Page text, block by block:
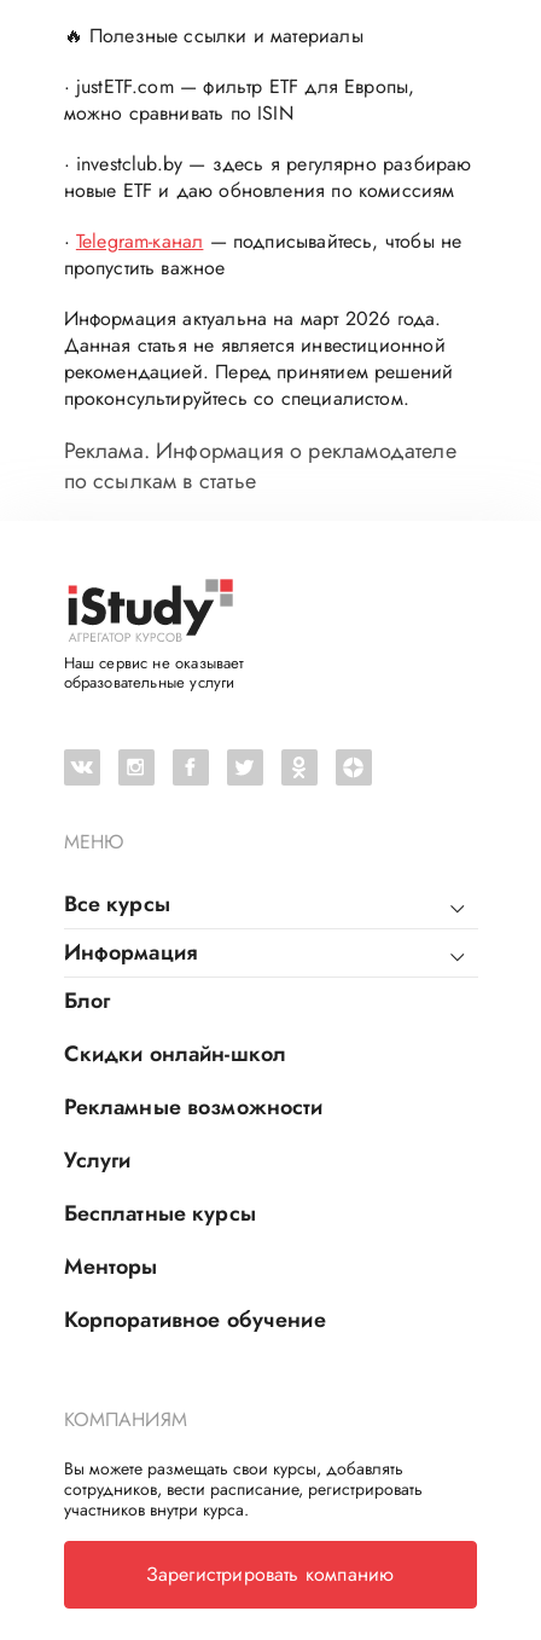
🔥 Полезные ссылки и материалы
· justETF.com — фильтр ETF для Европы,
можно сравнивать по ISIN
· investclub.by — здесь я регулярно разбираю
новые ETF и даю обновления по комиссиям
· Telegram-канал — подписывайтесь, чтобы не
пропустить важное
Информация актуальна на март 2026 года.
Данная статья не является инвестиционной
рекомендацией. Перед принятием решений
проконсультируйтесь со специалистом.
Реклама. Информация о рекламодателе
по ссылкам в статье
МЕНЮ
Все курсы
Информация
Блог
Скидки онлайн-школ
Рекламные возможности
Услуги
Бесплатные курсы
Менторы
Корпоративное обучение
Наш сервис не оказывает
образовательные услуги
КОМПАНИЯМ
Вы можете размещать свои курсы, добавлять
сотрудников, вести расписание, регистрировать
участников внутри курса.
Зарегистрировать компанию